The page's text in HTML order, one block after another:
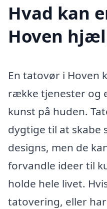
Hvad kan
Hoven
En tatovør i Hoven
række tjenester og
kunst på huden.
dygtige til at skabe
designs, men de
forvandle ideer til
holde hele livet.
tatovering, eller